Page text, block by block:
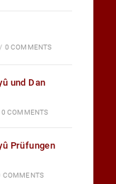
/ 0 COMMENTS
und Dan
0 COMMENTS
Prüfungen
COMMENTS